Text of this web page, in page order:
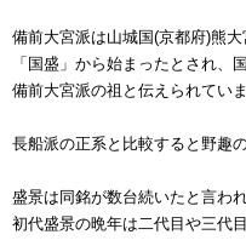
備前大宮派は山城国(京都府)熊
「国盛」から始まったとされ、
備前大宮派の祖と伝えられていま
長船派の正系と比較すると野趣
盛景は同銘が数台続いたと言われ
初代盛景の晩年は二代目や三代